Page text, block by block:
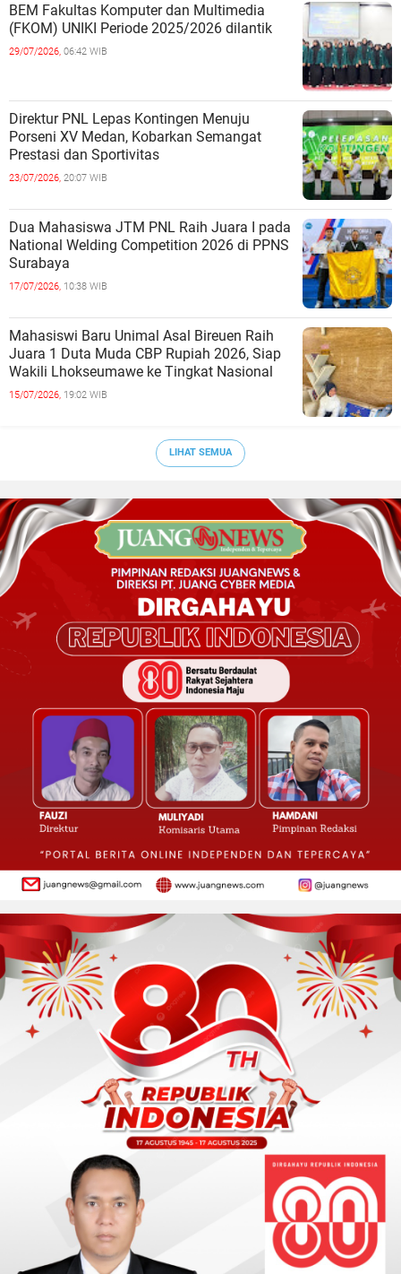
BEM Fakultas Komputer dan Multimedia
(FKOM) UNIKI Periode 2025/2026 dilantik
29/07/2026, 06:42 WIB
Direktur PNL Lepas Kontingen Menuju
Porseni XV Medan, Kobarkan Semangat
Prestasi dan Sportivitas
23/07/2026, 20:07 WIB
Dua Mahasiswa JTM PNL Raih Juara I pada
National Welding Competition 2026 di PPNS
Surabaya
17/07/2026, 10:38 WIB
Mahasiswi Baru Unimal Asal Bireuen Raih
Juara 1 Duta Muda CBP Rupiah 2026, Siap
Wakili Lhokseumawe ke Tingkat Nasional
15/07/2026, 19:02 WIB
LIHAT SEMUA